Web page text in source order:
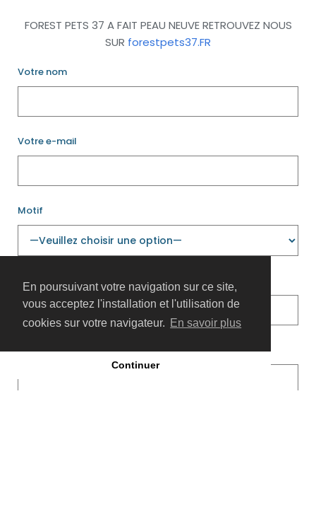
En poursuivant votre navigation sur ce site,
vous acceptez l'installation et l'utilisation de
cookies sur votre navigateur. En savoir plus
Continuer
FOREST PETS 37 A FAIT PEAU NEUVE RETROUVEZ NOUS
SUR forestpets37.FR
Votre nom
Votre e-mail
Motif
Objet
Commentaire (facultatif)